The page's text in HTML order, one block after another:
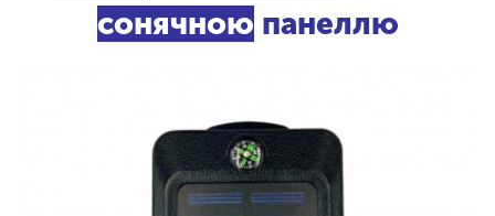
сонячною панеллю